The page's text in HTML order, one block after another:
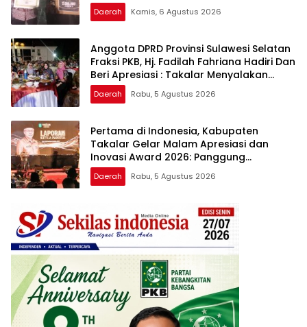
Daerah Kamis, 6 Agustus 2026
Anggota DPRD Provinsi Sulawesi Selatan
Fraksi PKB, Hj. Fadilah Fahriana Hadiri Dan
Beri Apresiasi : Takalar Menyalakan
Lentera Pengabdian Melalui Malam
Apresiasi dan Inovasi Award 2026
Daerah Rabu, 5 Agustus 2026
Pertama di Indonesia, Kabupaten
Takalar Gelar Malam Apresiasi dan
Inovasi Award 2026: Panggung
Penghargaan bagi Pelayan Publik
Berprestasi
Daerah Rabu, 5 Agustus 2026